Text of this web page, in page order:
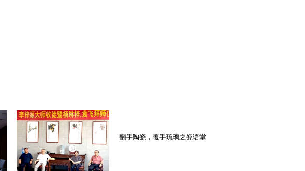
翻手陶瓷，覆手琉璃之瓷语堂